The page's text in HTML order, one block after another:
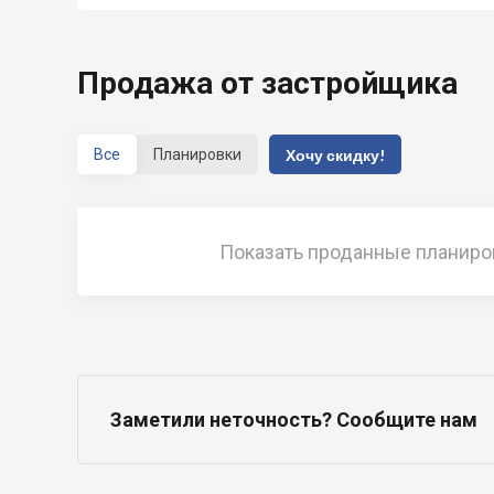
Продажа от застройщика
Все Планировки Хочу скидку!
Показать проданные
Заметили неточность? Сообщите нам